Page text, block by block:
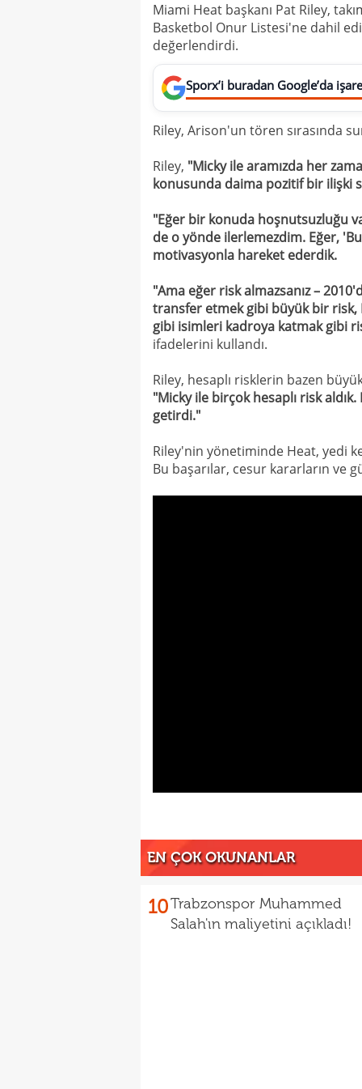
Miami Heat başkanı Pat Riley,
Basketbol Onur Listesi'ne dahil
değerlendirdi.
Sporx’i buradan Google’da
Riley, Arison'un tören sırasında
Riley, "Micky ile aramızda her
konusunda daima pozitif bir ilişki
"Eğer bir konuda hoşnutsuzluğu
de o yönde ilerlemezdim. Eğer,
motivasyonla hareket ederdik.
"Ama eğer risk almazsanız –
transfer etmek gibi büyük bir risk,
gibi isimleri kadroya katmak gibi
ifadelerini kullandı.
Riley, hesaplı risklerin bazen
"Micky ile birçok hesaplı risk aldık.
getirdi."
Riley'nin yönetiminde Heat, yedi
Bu başarılar, cesur kararların ve
EN ÇOK OKUNANLAR
10Trabzonspor Muhammed
Salah'ın maliyetini açıkladı!